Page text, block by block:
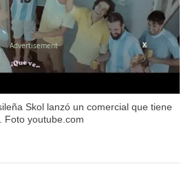
Skol lanzó un comercial que tiene
Foto youtube.com
X